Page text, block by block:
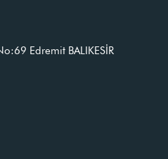
Edremit BALIKESİR